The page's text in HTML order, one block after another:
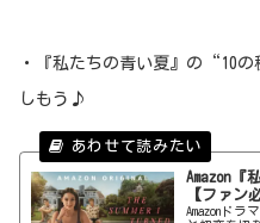
・『私たちの青い夏』の“10
しもう♪
Amazon『
【ファン
Amazonドラ